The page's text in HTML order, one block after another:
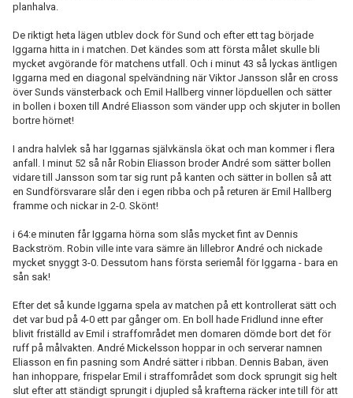
planhalva.
De riktigt heta lägen utblev dock för Sund och efter ett tag började
Iggarna hitta in i matchen. Det kändes som att första målet skulle bli
mycket avgörande för matchens utfall. Och i minut 43 så lyckas äntligen
Iggarna med en diagonal spelvändning när Viktor Jansson slår en cross
över Sunds vänsterback och Emil Hallberg vinner löpduellen och sätter
in bollen i boxen till André Eliasson som vänder upp och skjuter in bollen
bortre hörnet!
I andra halvlek så har Iggarnas självkänsla ökat och man kommer i flera
anfall. I minut 52 så når Robin Eliasson broder André som sätter bollen
vidare till Jansson som tar sig runt på kanten och sätter in bollen så att
en Sundförsvarare slår den i egen ribba och på returen är Emil Hallberg
framme och nickar in 2-0. Skönt!
i 64:e minuten får Iggarna hörna som slås mycket fint av Dennis
Backström. Robin ville inte vara sämre än lillebror André och nickade
mycket snyggt 3-0. Dessutom hans första seriemål för Iggarna - bara en
sån sak!
Efter det så kunde Iggarna spela av matchen på ett kontrollerat sätt och
det var bud på 4-0 ett par gånger om. En boll hade Fridlund inne efter
blivit friställd av Emil i straffområdet men domaren dömde bort det för
ruff på målvakten. André Mickelsson hoppar in och serverar namnen
Eliasson en fin pasning som André sätter i ribban. Dennis Baban, även
han inhoppare, frispelar Emil i straffområdet som dock sprungit sig helt
slut efter att ständigt sprungit i djupled så krafterna räcker inte till för att